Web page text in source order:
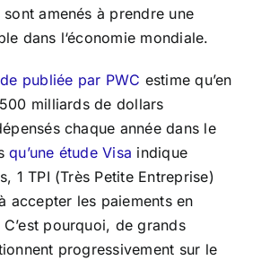
amenés à prendre une
dans l‘économie mondiale.
publiée par PWC estime qu’en
milliards de dollars
chaque année dans le
qu’une étude Visa indique
1 TPI (Très Petite Entreprise)
accepter les paiements en
pourquoi, de grands
progressivement sur le